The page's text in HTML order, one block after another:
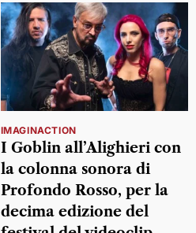
IMAGINACTION
I Goblin all’Alighieri con
la colonna sonora di
Profondo Rosso, per la
decima edizione del